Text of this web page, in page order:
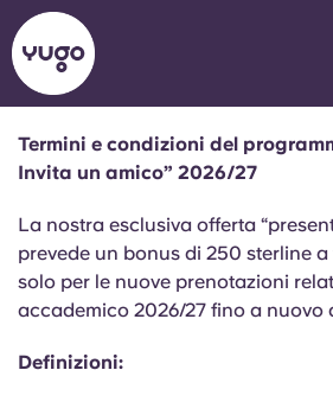
Chi siamo
Sedi
Altro
English (GB)
English (US)
Chinese
Termini e condizioni del
Invita un amico” 2026/27
La nostra esclusiva offerta
prevede un bonus di 250 sterline
solo per le nuove prenotazioni
accademico 2026/27 fino a nuovo
Definizioni: